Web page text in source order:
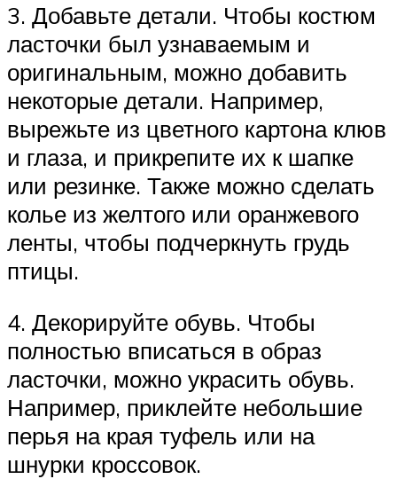
3. Добавьте детали. Чтобы костюм
ласточки был узнаваемым и
оригинальным, можно добавить
некоторые детали. Например,
вырежьте из цветного картона клюв
и глаза, и прикрепите их к шапке
или резинке. Также можно сделать
колье из желтого или оранжевого
ленты, чтобы подчеркнуть грудь
птицы.
4. Декорируйте обувь. Чтобы
полностью вписаться в образ
ласточки, можно украсить обувь.
Например, приклейте небольшие
перья на края туфель или на
шнурки кроссовок.